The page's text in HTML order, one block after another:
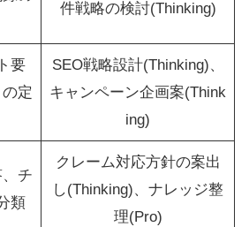
件戦略の検討(Thinking)
要
定
SEO戦略設計(Thinking)、
キャンペーン企画案(Think
ing)
チ
類
クレーム対応方針の案出
し(Thinking)、ナレッジ整
理(Pro)